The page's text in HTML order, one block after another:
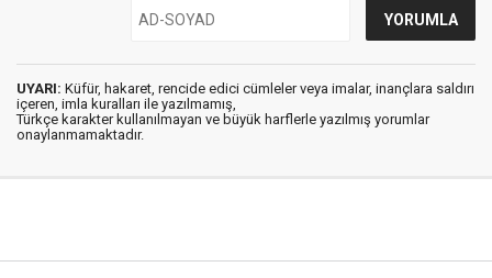
UYARI: Küfür, hakaret, rencide edici cümleler veya imalar, inançlara saldırı
içeren, imla kuralları ile yazılmamış,
Türkçe karakter kullanılmayan ve büyük harflerle yazılmış yorumlar
onaylanmamaktadır.